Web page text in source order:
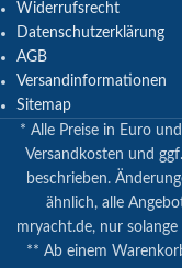
Widerrufsrecht
Datenschutzerklärung
AGB
Versandinformationen
Sitemap
* Alle Preise in Euro
Versandkosten und
beschrieben.
ähnlich, alle
mryacht.de, nur
** Ab einem